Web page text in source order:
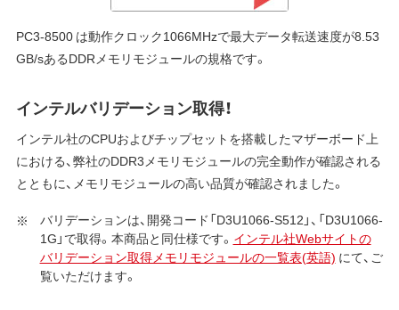
PC3-8500 は動作クロック1066MHzで最大データ転送速度が8.53
GB/sあるDDRメモリモジュールの規格です。
インテルバリデーション取得！
インテル社のCPUおよびチップセットを搭載したマザーボード上
における、弊社のDDR3メモリモジュールの完全動作が確認される
とともに、メモリモジュールの高い品質が確認されました。
バリデーションは、開発コード「D3U1066-S512」、「D3U1066-
1G」で取得。本商品と同仕様です。 インテル社Webサイトの
バリデーション取得メモリモジュールの一覧表(英語) にて、ご
覧いただけます。